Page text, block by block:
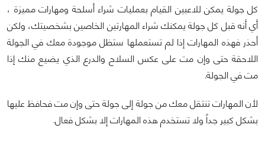
كل جولة يمكن للاعبين القيام بعمليات شراء أسلحة ومهارات مميزة ،
أي أنه قبل كل جولة يمكنك شراء المهارتين الخاصين بشخصيتك، ولكن
أحذر فهذه المهارات إذا لم تستعملها ستظل موجودة معك في الجولة
اللاحقة حتى وإن مت على عكس السلاح والدرع الذي يضيع منك إذا
مت في الجولة.
لأن المهارات تنتقل معك من جولة إلى جولة حتى وإن مت فحافظ عليها
بشكل كبير جداً ولا تستخدم هذه المهارات إلا بشكل فعال.